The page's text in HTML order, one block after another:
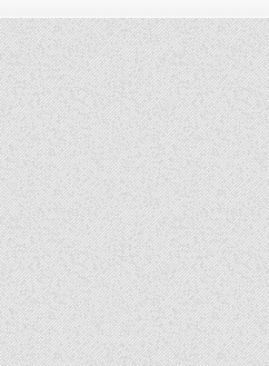
ดู
ไบ
ถล่ม
ตลาด
ทุน
โลก
ยับ
/
ผ่า
ขุมทรัพย์
และ
เจ้า
หนี้
‘ดูไบ’